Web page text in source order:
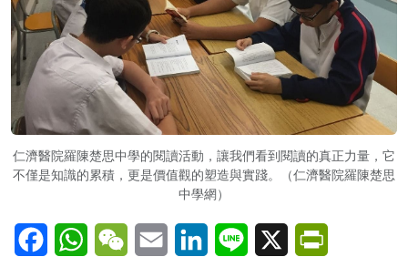
仁濟醫院羅陳楚思中學的閱讀活動，讓我們看到閱讀的真正力量，它
不僅是知識的累積，更是價值觀的塑造與實踐。（仁濟醫院羅陳楚思
中學網）
FacebookWhatsAppWeChatEmail LinkedInLine X